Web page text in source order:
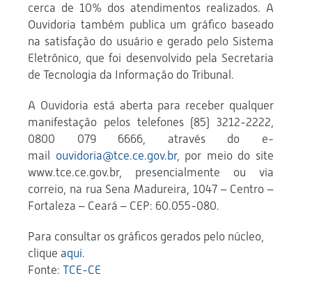
cerca de 10% dos atendimentos realizados. A
Ouvidoria também publica um gráfico baseado
na satisfação do usuário e gerado pelo Sistema
Eletrônico, que foi desenvolvido pela Secretaria
de Tecnologia da Informação do Tribunal.
A Ouvidoria está aberta para receber qualquer
manifestação pelos telefones (85) 3212-2222,
0800 079 6666, através do e-
mail ouvidoria@tce.ce.gov.br, por meio do site
www.tce.ce.gov.br, presencialmente ou via
correio, na rua Sena Madureira, 1047 – Centro –
Fortaleza – Ceará – CEP: 60.055-080.
Para consultar os gráficos gerados pelo núcleo,
clique aqui.
Fonte: TCE-CE